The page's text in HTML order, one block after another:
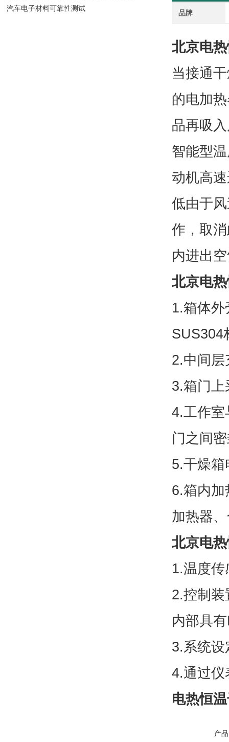
品牌
北京电
当接通
的电加
品再吸
智能型
动机高
低由于
作，取
内进出
北京电
1.箱体
SUS304
2.中间
3.箱门
4.工作室
门之间
5.干燥
6.箱内
加热器
北京电
1.温度
2.控制
内部具
3.系统
4.通过仪
电热恒
产
汽车电子材料可靠性测试